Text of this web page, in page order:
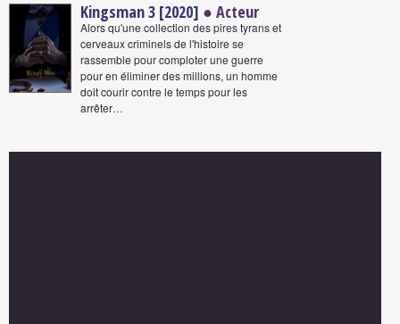
Kingsman 3 [2020] ● Acteur
Alors qu'une collection des pires tyrans et
cerveaux criminels de l'histoire se
rassemble pour comploter une guerre
pour en éliminer des millions, un homme
doit courir contre le temps pour les
arrêter…